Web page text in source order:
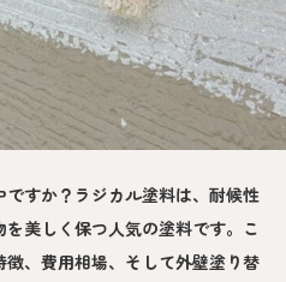
すか？ラジカル塗料は、耐候性
美しく保つ人気の塗料です。こ
、費用相場、そして外壁塗り替